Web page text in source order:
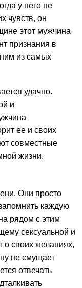
у него не
чувств, он
этот мужчина
признания в
из самых
удачно.
и
ее и своих
совместные
жизни.
Они просто
каждую
рядом с этим
сексуальной и
о своих желаниях,
не смущает
отвечать